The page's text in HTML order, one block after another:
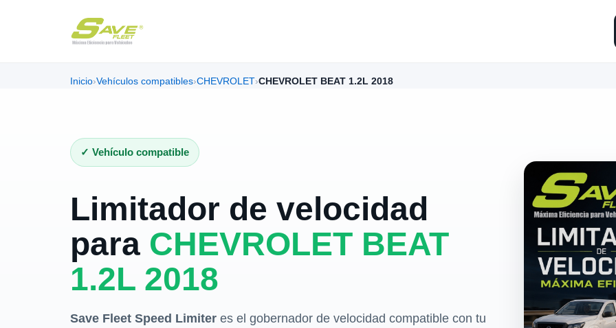
Inicio›Vehículos compatibles›CHEVROLET›CHEVROLET BEAT 1.2L 2018
✓ Vehículo compatible
Limitador de velocidad
para CHEVROLET BEAT
1.2L 2018
Save Fleet Speed Limiter es el gobernador de velocidad compatible con tu